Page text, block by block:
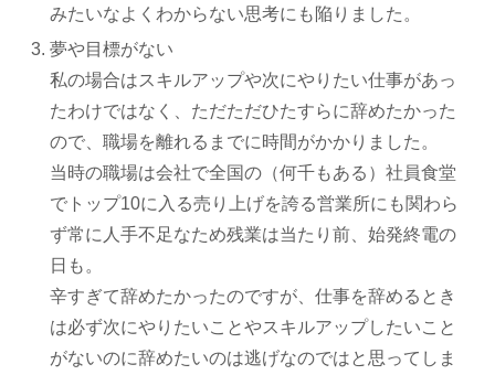
みたいなよくわからない思考にも陥りました。
夢や目標がない
私の場合はスキルアップや次にやりたい仕事があっ
たわけではなく、ただただひたすらに辞めたかった
ので、職場を離れるまでに時間がかかりました。
当時の職場は会社で全国の（何千もある）社員食堂
でトップ10に入る売り上げを誇る営業所にも関わら
ず常に人手不足なため残業は当たり前、始発終電の
日も。
辛すぎて辞めたかったのですが、仕事を辞めるとき
は必ず次にやりたいことやスキルアップしたいこと
がないのに辞めたいのは逃げなのではと思ってしま